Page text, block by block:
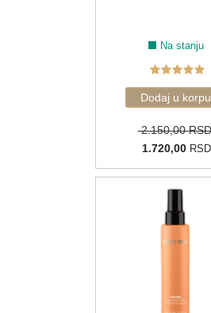
Na stanju
2.150,00
1.720,00RSD